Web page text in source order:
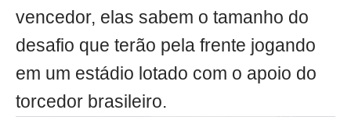
vencedor, elas sabem o tamanho do
desafio que terão pela frente jogando
em um estádio lotado com o apoio do
torcedor brasileiro.